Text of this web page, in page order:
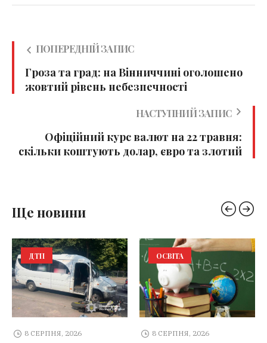
ПОПЕРЕДНІЙ ЗАПИС
Гроза та град: на Вінниччині оголошено
жовтий рівень небезпечності
НАСТУПНИЙ ЗАПИС
Офіційний курс валют на 22 травня:
скільки коштують долар, євро та злотий
Ще новини
ДТП
8 СЕРПНЯ, 2026
ОСВІТА
8 СЕРПНЯ, 2026